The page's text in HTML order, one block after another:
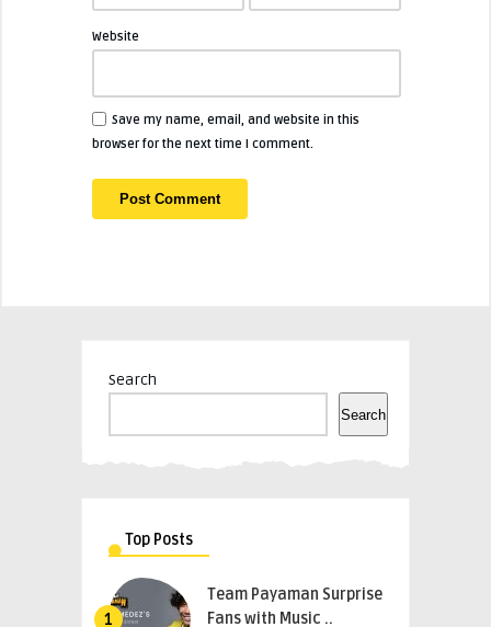
Website
Save my name, email, and website in this
browser for the next time I comment.
Search
Search
Top Posts
1
Team Payaman Surprise
Fans with Music ..